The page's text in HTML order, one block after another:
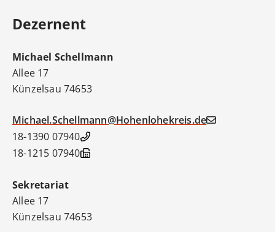
Dezernent
Michael Schellmann
Allee 17
74653
Künzelsau
Michael.Schellmann@Hohenlohekreis.de
07940 18-1390
07940 18-1215
Sekretariat
Allee 17
74653
Künzelsau